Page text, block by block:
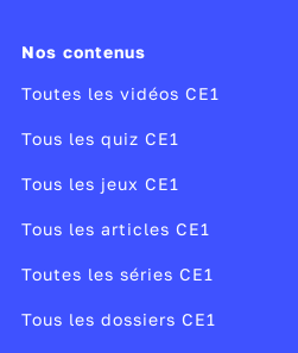
La colonne vertébrale
Les jambes
Les bras
La cage thoracique
Le bassin
os
Nos contenus
Toutes les vidéos CE1
Tous les quiz CE1
Tous les jeux CE1
Tous les articles CE1
Toutes les séries CE1
Tous les dossiers CE1